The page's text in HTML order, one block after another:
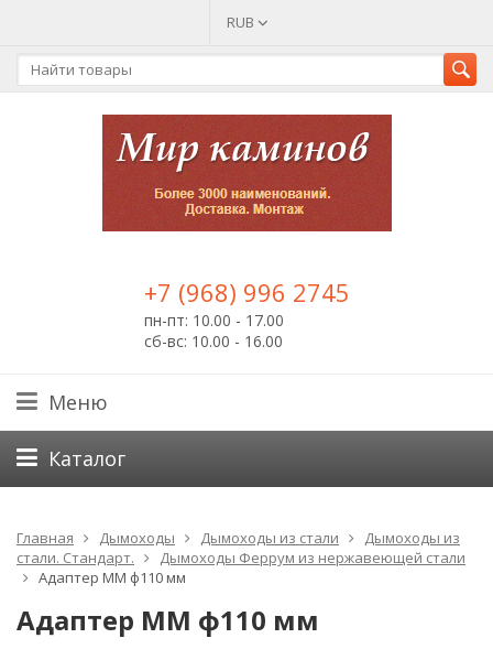
RUB
+7 (968) 996 2745
пн-пт: 10.00 - 17.00
сб-вс: 10.00 - 16.00
Меню
Каталог
Главная Дымоходы Дымоходы из стали
Дымоходы из
стали. Стандарт.
Дымоходы Феррум из нержавеющей стали
Адаптер ММ ф110 мм
Адаптер ММ ф110 мм